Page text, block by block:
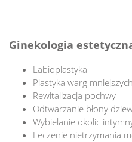
Ginekologia
Labioplastyka
Plastyka warg
Rewitalizacja pochwy
Odtwarzanie błony
Wybielanie okolic
Leczenie nietrzymania